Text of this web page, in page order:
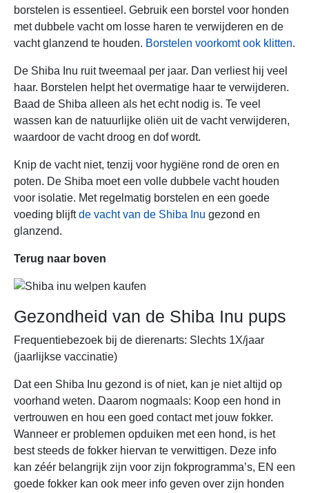
borstelen is essentieel. Gebruik een borstel voor honden
met dubbele vacht om losse haren te verwijderen en de
vacht glanzend te houden. Borstelen voorkomt ook klitten.
De Shiba Inu ruit tweemaal per jaar. Dan verliest hij veel
haar. Borstelen helpt het overmatige haar te verwijderen.
Baad de Shiba alleen als het echt nodig is. Te veel
wassen kan de natuurlijke oliën uit de vacht verwijderen,
waardoor de vacht droog en dof wordt.
Knip de vacht niet, tenzij voor hygiëne rond de oren en
poten. De Shiba moet een volle dubbele vacht houden
voor isolatie. Met regelmatig borstelen en een goede
voeding blijftde vacht van de Shiba Inu gezond en
glanzend.
Terug naar boven
Gezondheid van de Shiba Inu pups
Frequentiebezoek bij de dierenarts: Slechts 1X/jaar
(jaarlijkse vaccinatie)
Dat een Shiba Inu gezond is of niet, kan je niet altijd op
voorhand weten. Daarom nogmaals: Koop een hond in
vertrouwen en hou een goed contact met jouw fokker.
Wanneer er problemen opduiken met een hond, is het
best steeds de fokker hiervan te verwittigen. Deze info
kan zéér belangrijk zijn voor zijn fokprogramma’s, EN een
goede fokker kan ook meer info geven over zijn honden